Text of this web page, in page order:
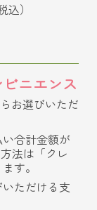
）
ニエンス
お選びいただ
合計金額が
法は「クレ
す。
ただける支